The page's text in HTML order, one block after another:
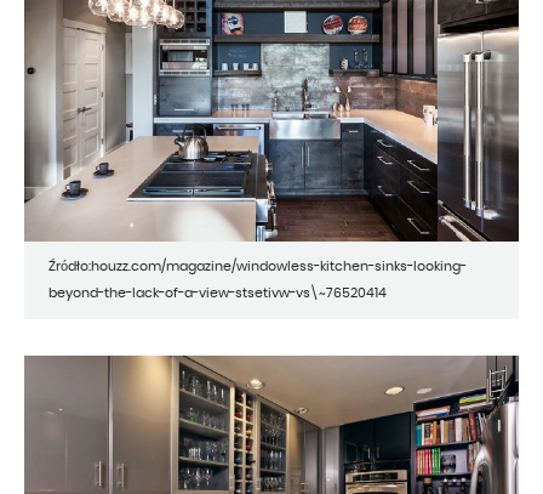
Źródło:houzz.com/magazine/windowless-kitchen-sinks-looking-
beyond-the-lack-of-a-view-stsetivw-vs\~76520414